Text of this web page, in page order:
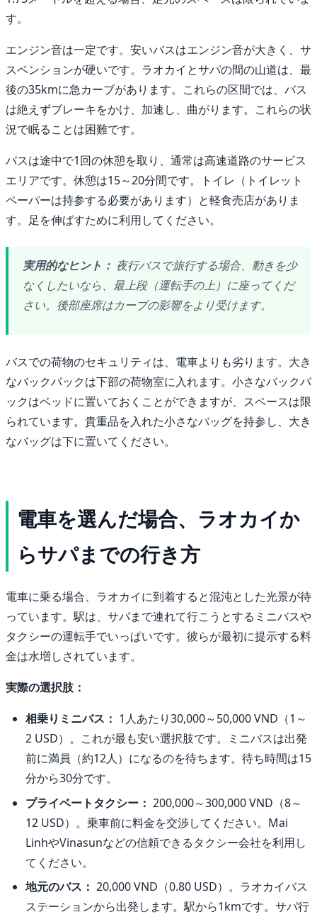
す。
エンジン音は一定です。安いバスはエンジン音が大きく、サ
スペンションが硬いです。ラオカイとサパの間の山道は、最
後の35kmに急カーブがあります。これらの区間では、バス
は絶えずブレーキをかけ、加速し、曲がります。これらの状
況で眠ることは困難です。
バスは途中で1回の休憩を取り、通常は高速道路のサービス
エリアです。休憩は15～20分間です。トイレ（トイレット
ペーパーは持参する必要があります）と軽食売店がありま
す。足を伸ばすために利用してください。
実用的なヒント： 夜行バスで旅行する場合、動きを少
なくしたいなら、最上段（運転手の上）に座ってくだ
さい。後部座席はカーブの影響をより受けます。
バスでの荷物のセキュリティは、電車よりも劣ります。大き
なバックパックは下部の荷物室に入れます。小さなバックパ
ックはベッドに置いておくことができますが、スペースは限
られています。貴重品を入れた小さなバッグを持参し、大き
なバッグは下に置いてください。
電車を選んだ場合、ラオカイか
らサパまでの行き方
電車に乗る場合、ラオカイに到着すると混沌とした光景が待
っています。駅は、サパまで連れて行こうとするミニバスや
タクシーの運転手でいっぱいです。彼らが最初に提示する料
金は水増しされています。
実際の選択肢：
相乗りミニバス： 1人あたり30,000～50,000 VND（1～
2 USD）。これが最も安い選択肢です。ミニバスは出発
前に満員（約12人）になるのを待ちます。待ち時間は15
分から30分です。
プライベートタクシー： 200,000～300,000 VND（8～
12 USD）。乗車前に料金を交渉してください。Mai
LinhやVinasunなどの信頼できるタクシー会社を利用し
てください。
地元のバス： 20,000 VND（0.80 USD）。ラオカイバス
ステーションから出発します。駅から1kmです。サパ行